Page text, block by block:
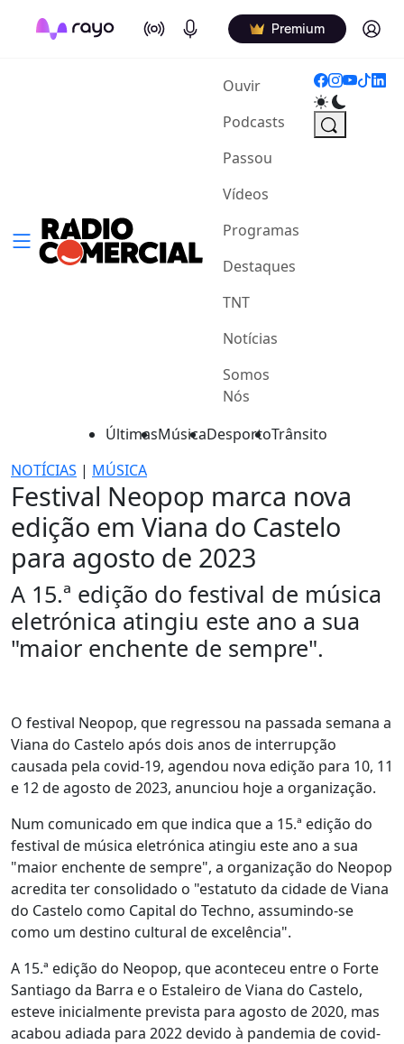
On Air Podcasts Premium Log in
Ouvir(current)
Podcasts
Passou
Vídeos
Programas
Destaques
TNT
Notícias
Somos
Nós
ÚltimasMúsicaDesportoTrânsito
NOTÍCIAS | MÚSICA
Festival Neopop marca nova
edição em Viana do Castelo
para agosto de 2023
A 15.ª edição do festival de música
eletrónica atingiu este ano a sua
"maior enchente de sempre".
O festival Neopop, que regressou na passada semana a
Viana do Castelo após dois anos de interrupção
causada pela covid-19, agendou nova edição para 10, 11
e 12 de agosto de 2023, anunciou hoje a organização.
Num comunicado em que indica que a 15.ª edição do
festival de música eletrónica atingiu este ano a sua
"maior enchente de sempre", a organização do Neopop
acredita ter consolidado o "estatuto da cidade de Viana
do Castelo como Capital do Techno, assumindo-se
como um destino cultural de excelência".
A 15.ª edição do Neopop, que aconteceu entre o Forte
Santiago da Barra e o Estaleiro de Viana do Castelo,
esteve inicialmente prevista para agosto de 2020, mas
acabou adiada para 2022 devido à pandemia de covid-